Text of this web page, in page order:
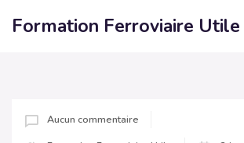
Formation Ferroviaire Utile
Aucun commentaire